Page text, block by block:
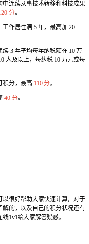
中连续从事技术转移和科技成果
分。
作居住满 5 年，最高加 20
3 年平均每年纳税额在 10 万
人及以上，每纳税 10 万元或每
积分，最高 110 分。
40 分。
以很好帮助大家快速计算，对于
解的，以及自己的积分状况还有
1v1给大家解答疑惑。